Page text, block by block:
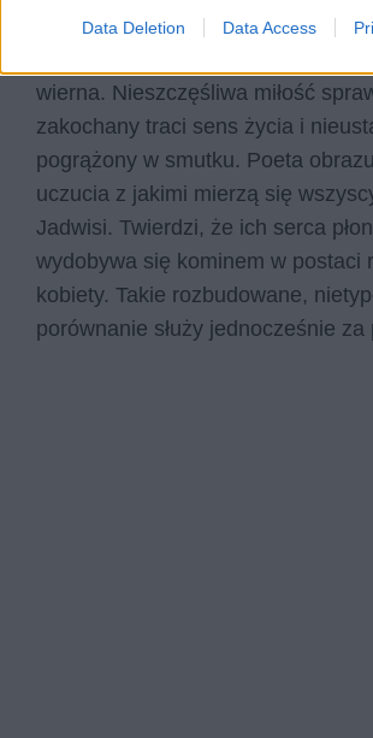
Data Deletion Data Access
zakochanego w kobiecie, która nie
wierna. Nieszczęśliwa miłość
zakochany traci sens życia i
pogrążony w smutku. Poeta
uczucia z jakimi mierzą się
Jadwisi. Twierdzi, że ich serca
wydobywa się kominem w postaci
kobiety. Takie rozbudowane,
porównanie służy jednocześnie za